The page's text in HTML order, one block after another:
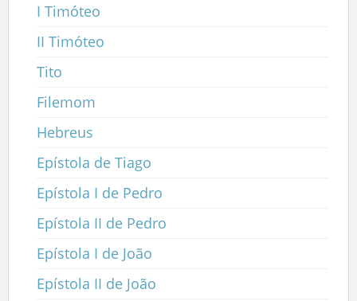
I Timóteo
II Timóteo
Tito
Filemom
Hebreus
Epístola de Tiago
Epístola I de Pedro
Epístola II de Pedro
Epístola I de João
Epístola II de João